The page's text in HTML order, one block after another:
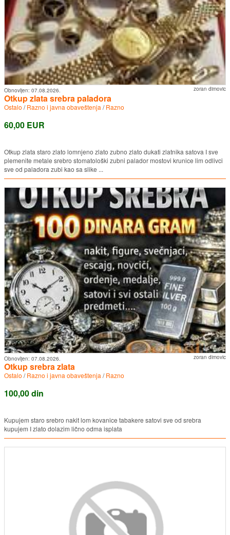
zoran dimovic
Obnovljen: 07.08.2026.
Otkup zlata srebra paladora
Ostalo /Razno i javna obaveštenja /Razno
60,00 EUR
Otkup zlata staro zlato lomnjeno zlato zubno zlato dukati zlatnika satova I sve
plemenite metale srebro stomatološki zubni palador mostovi krunice lim odlivci
sve od paladora zubi kao sa slike ...
zoran dimovic
Obnovljen: 07.08.2026.
Otkup srebra zlata
Ostalo /Razno i javna obaveštenja /Razno
100,00 din
Kupujem staro srebro nakit lom kovanice tabakere satovi sve od srebra
kupujem I zlato dolazim lično odma isplata